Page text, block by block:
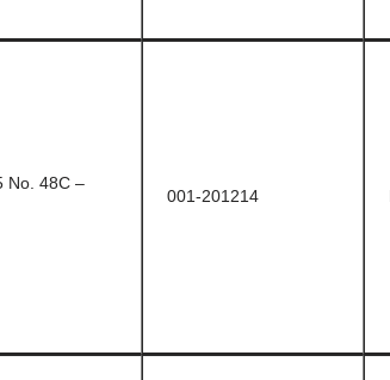
No. 48C –
001-201214